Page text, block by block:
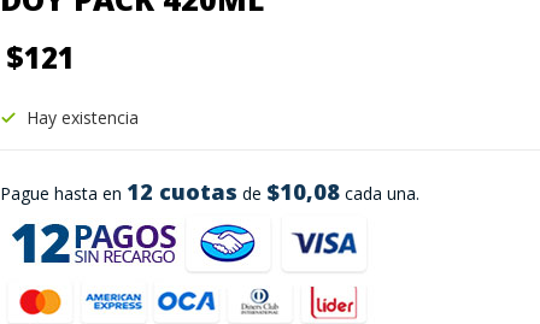
$121
Pague hasta en 12 cuotas de $10,08 cada una.
Hay existencia